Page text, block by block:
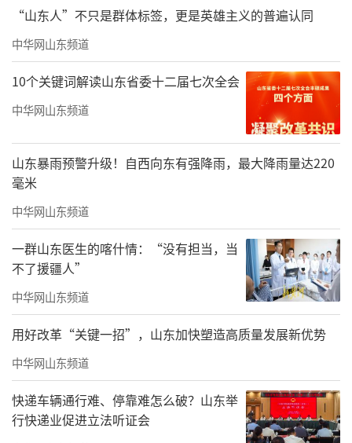
精彩绝伦的马戏演出
劲爆的视听盛宴
这里有各种超乎想象的绝妙演绎
“山东人”不只是群体标签，更是英雄主义的普遍认同
中华网山东频道
10个关键词解读山东省委十二届七次全会
中华网山东频道
山东暴雨预警升级！自西向东有强降雨，最大降雨量达220
毫米
中华网山东频道
一群山东医生的喀什情：“没有担当，当
不了援疆人”
中华网山东频道
用好改革“关键一招”，山东加快塑造高质量发展新优势
中华网山东频道
快递车辆通行难、停靠难怎么破？山东举
行快递业促进立法听证会